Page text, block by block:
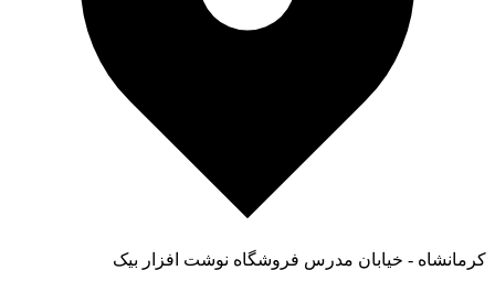
کرمانشاه - خیابان مدرس فروشگاه نوشت افزار بیک